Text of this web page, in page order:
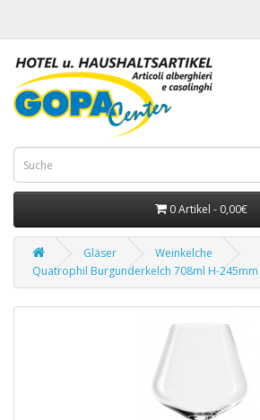
0 Artikel - 0,00€
Gläser
Weinkelche
Quatrophil Burgunderkelch 708ml H-